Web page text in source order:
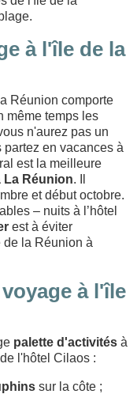
à l'île de la
Réunion comporte
même temps les
n'aurez pas un
en vacances à
est la meilleure
La Réunion. Il
et début octobre.
– nuits à l’hôtel
est à éviter
la Réunion à
à l'île
palette d'activités à
l'hôtel Cilaos :
sur la côte ;